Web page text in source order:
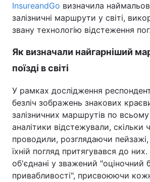
InsureandGo визначила
залізничні маршрути у світі,
звану технологію відстеження
Як визначали найгарніший
поїзді в світі
У рамках дослідження
безліч зображень знакових
залізничних маршрутів по всьому
аналітики відстежували, скільки
проводили, розглядаючи
їхній погляд притягувався до них.
об'єднані у зважений "оціночний
привабливості", присвоюючи